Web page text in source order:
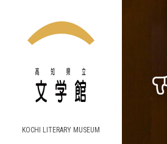
KOCHI LITERARY MUSEUM